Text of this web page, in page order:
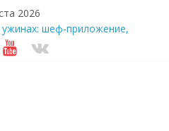
2026почему кокосовая вода с
главным трендом